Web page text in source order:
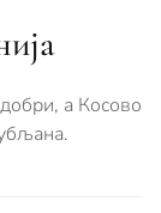
а Косово